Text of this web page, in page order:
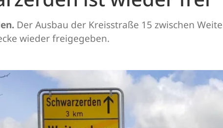
Der Ausbau der Kreisstraße 15 zwischen
wieder freigegeben.